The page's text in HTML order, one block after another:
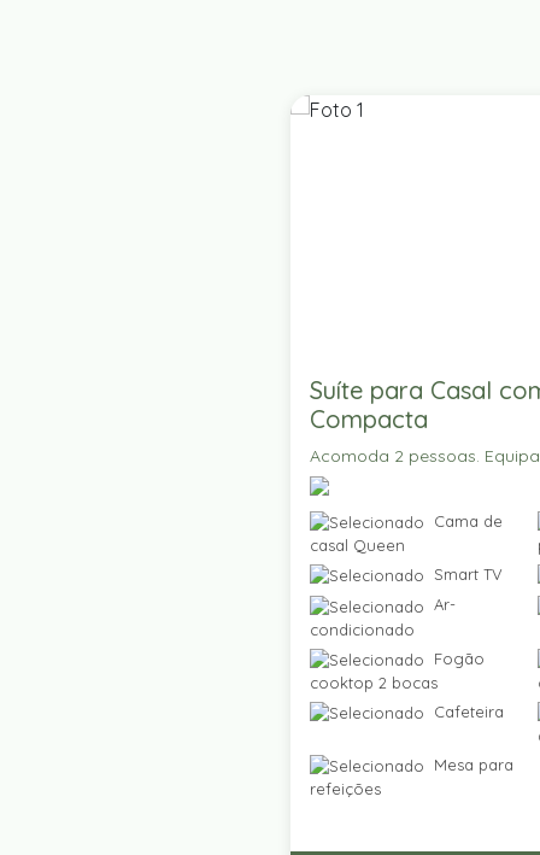
Suíte para Casal
Compacta
Acomoda 2 pessoas.
Cama de
casal Queen
Smart TV
Ar-
condicionado
Fogão
cooktop 2 bocas
Cafeteira
Mesa para
refeições